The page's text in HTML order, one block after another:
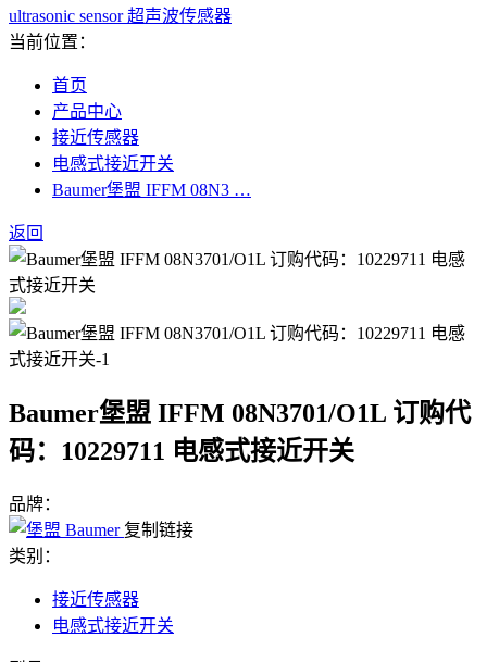
ultrasonic sensor 超声波传感器
当前位置：
首页
产品中心
接近传感器
电感式接近开关
Baumer堡盟 IFFM 08N3 …
返回
Baumer堡盟 IFFM 08N3701/O1L 订购代
码：10229711 电感式接近开关
品牌：
复制链接
类别：
接近传感器
电感式接近开关